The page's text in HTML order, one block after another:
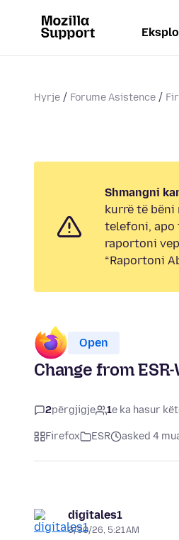
Hyrje Forume Asistence
Shmangni
kurrë të
telefoni, apo
raportoni
“Raportoni
Open
Change from
2përgjigje 1e ka hasur
Firefox ESR asked 4
digitales1
3/30/26, 5:21 AM